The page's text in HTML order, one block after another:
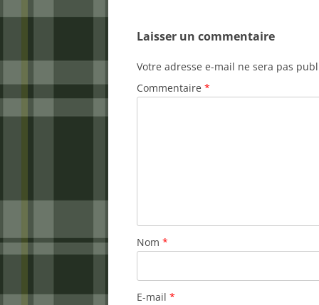
Laisser un commentaire
Votre adresse e-mail ne sera pas
Commentaire *
Nom *
E-mail *